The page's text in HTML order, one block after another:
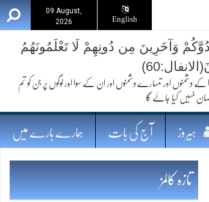
09 August,
2026
English
وَآخَرِينَ مِن دُونِهِمْ لَا تَعْلَمُونَهُمُ
اور تمہارے دشمنوں اور ان کے سوا اور لوگوں پر جن کو تم
نہیں کیا جائے گا
ہیروز آج کی بات ہمارے بارے میں
تازہ کالمز